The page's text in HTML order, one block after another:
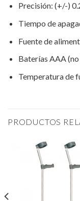
Precisión: (+/-)
Tiempo de
Fuente de
Baterías AAA
Temperatura de
PRODUCTOS